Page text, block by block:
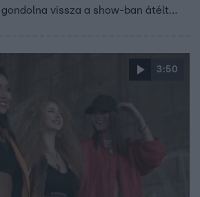
vissza a show-ban átélt
3:50